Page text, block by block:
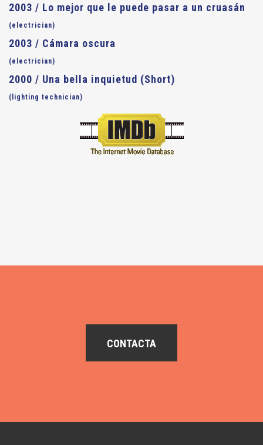
2003 / Lo mejor que le puede pasar a un cruasán
(electrician)
2003 / Cámara oscura
(electrician)
2000 / Una bella inquietud (Short)
(lighting technician)
CONTACTA